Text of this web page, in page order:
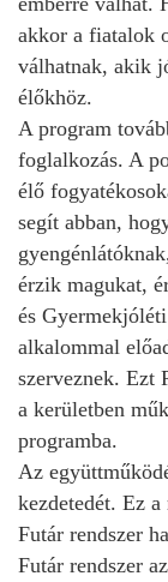
akkor a fiatalok
válhatnak, akik
élőkhöz.
A program
foglalkozás. A
élő
segít abban,
érzik magukat,
és
alkalommal
szerveznek. Ezt
a kerületben
programba.
Az
kezdetedét. Ez a
Futár rendszer
Futár rendszer